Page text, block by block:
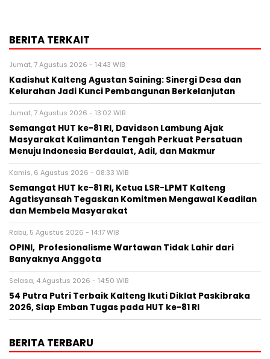
BERITA TERKAIT
Jumat, 7 Agustus 2026 - 14:43 WIB
Kadishut Kalteng Agustan Saining: Sinergi Desa dan
Kelurahan Jadi Kunci Pembangunan Berkelanjutan
Jumat, 7 Agustus 2026 - 13:02 WIB
Semangat HUT ke-81 RI, Davidson Lambung Ajak
Masyarakat Kalimantan Tengah Perkuat Persatuan
Menuju Indonesia Berdaulat, Adil, dan Makmur
Kamis, 6 Agustus 2026 - 08:33 WIB
Semangat HUT ke-81 RI, Ketua LSR-LPMT Kalteng
Agatisyansah Tegaskan Komitmen Mengawal Keadilan
dan Membela Masyarakat
Rabu, 5 Agustus 2026 - 14:17 WIB
OPINI, Profesionalisme Wartawan Tidak Lahir dari
Banyaknya Anggota
Selasa, 4 Agustus 2026 - 14:50 WIB
54 Putra Putri Terbaik Kalteng Ikuti Diklat Paskibraka
2026, Siap Emban Tugas pada HUT ke-81 RI
BERITA TERBARU